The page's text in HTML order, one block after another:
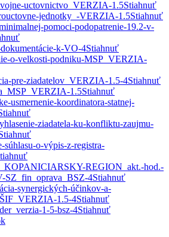
uctovnictvo_VERZIA-1.5Stiahnuť
jednotky_-VERZIA-1.5Stiahnuť
pomoci-podopatrenie-19.2-v-
k-VO-4Stiahnuť
o-velkosti-podniku-MSP_VERZIA-
pre-ziadatelov_VERZIA-1.5-4Stiahnuť
1.5Stiahnuť
usmernenie-koordinatora-statnej-
ziadatela-ku-konfliktu-zaujmu-
o-výpis-z-registra-
REGION_akt.-hod.-
SZ_fin_oprava_BSZ-4Stiahnuť
synergických-účinkov-a-
1.5-4Stiahnuť
1-5-bsz-4Stiahnuť